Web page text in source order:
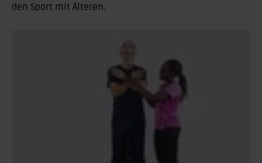
den Sport mit Älteren.